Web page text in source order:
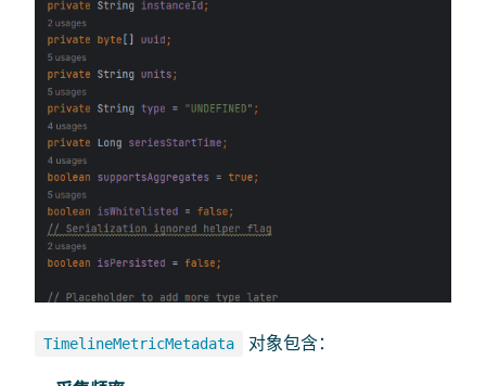
TimelineMetricMetadata 对象包含：